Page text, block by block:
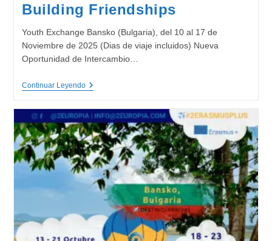
Building Friendships
Youth Exchange Bansko (Bulgaria), del 10 al 17 de
Noviembre de 2025 (Dias de viaje incluidos) Nueva
Oportunidad de Intercambio…
Continuar LeyendoBreaking
Friendships